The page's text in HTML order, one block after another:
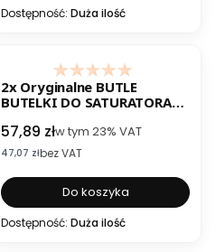
Dostępność: Duża ilość
2x Oryginalne BUTLE
BUTELKI DO SATURATORA
ZMYWARKI
Cena brutto
57,89 złw tym 23% VAT
Cena netto
47,07 złbez VAT
Do koszyka
Dostępność: Duża ilość